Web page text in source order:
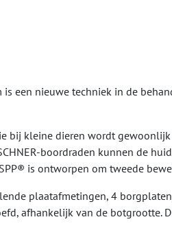
is een nieuwe techniek in de
bij kleine dieren wordt
boordraden kunnen de
is ontworpen om tweede
plaatafmetingen, 4
afhankelijk van de botgrootte.